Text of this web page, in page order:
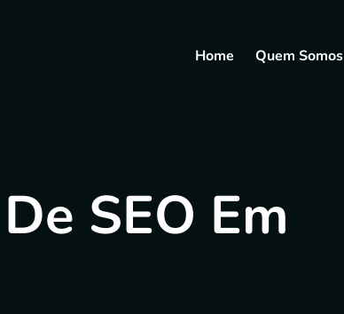
Home Quem Somos
SEO Em